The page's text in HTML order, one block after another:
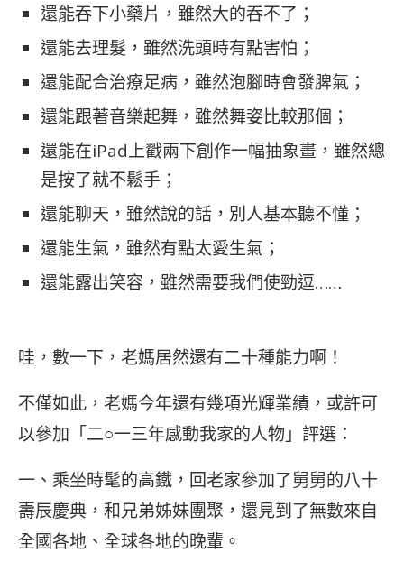
還能吞下小藥片，雖然大的吞不了；
還能去理髮，雖然洗頭時有點害怕；
還能配合治療足病，雖然泡腳時會發脾氣；
還能跟著音樂起舞，雖然舞姿比較那個；
還能在iPad上戳兩下創作一幅抽象畫，雖然總
是按了就不鬆手；
還能聊天，雖然說的話，別人基本聽不懂；
還能生氣，雖然有點太愛生氣；
還能露出笑容，雖然需要我們使勁逗……
哇，數一下，老媽居然還有二十種能力啊！
不僅如此，老媽今年還有幾項光輝業績，或許可
以參加「二○一三年感動我家的人物」評選：
一、乘坐時髦的高鐵，回老家參加了舅舅的八十
壽辰慶典，和兄弟姊妹團聚，還見到了無數來自
全國各地、全球各地的晚輩。